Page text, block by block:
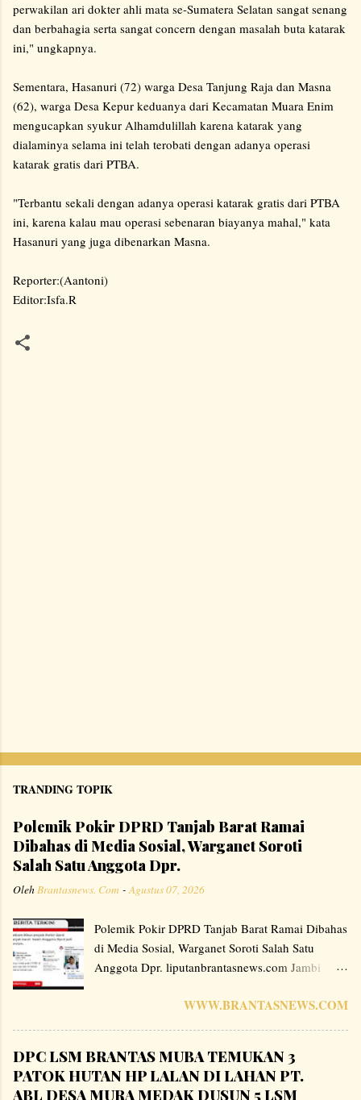
perwakilan ari dokter ahli mata se-Sumatera Selatan sangat senang
dan berbahagia serta sangat concern dengan masalah buta katarak
ini," ungkapnya.
Sementara, Hasanuri (72) warga Desa Tanjung Raja dan Masna
(62), warga Desa Kepur keduanya dari Kecamatan Muara Enim
mengucapkan syukur Alhamdulillah karena katarak yang
dialaminya selama ini telah terobati dengan adanya operasi
katarak gratis dari PTBA.
"Terbantu sekali dengan adanya operasi katarak gratis dari PTBA
ini, karena kalau mau operasi sebenaran biayanya mahal," kata
Hasanuri yang juga dibenarkan Masna.
Reporter:(Aantoni)
Editor:Isfa.R
TRANDING TOPIK
Polemik Pokir DPRD Tanjab Barat Ramai
Dibahas di Media Sosial, Warganet Soroti
Salah Satu Anggota Dpr.
OlehBrantasnews. Com -Agustus 07, 2026
Polemik Pokir DPRD Tanjab Barat Ramai Dibahas
di Media Sosial, Warganet Soroti Salah Satu
Anggota Dpr. liputanbrantasnews.com Jambi
program Pokok Pikiran (Pokir) anggota DPRD
media sosial. Sejumlah unggahan menyoroti
mekanisme pelaksanaan proyek yang bersumber
WWW.BRANTASNEWS.COM
DPC LSM BRANTAS MUBA TEMUKAN 3
PATOK HUTAN HP LALAN DI LAHAN PT.
ABL DESA MURA MEDAK DUSUN 5 LSM